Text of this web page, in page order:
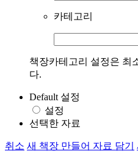
카테고리
책장카테고리 설정은 최
다.
Default 설정
설정
선택한 자료
취소 새 책장 만들어 자료 담기